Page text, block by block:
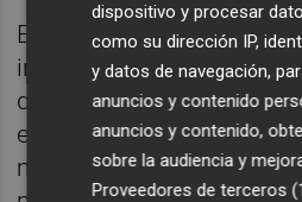
En lo que se refiere a
insistió en que la
diálogo directo y abierto"
estadounidenses,
mes se comunicara la
dispositivo y procesar
como su dirección IP,
y datos de navegación,
anuncios y contenido
anuncios y contenido,
sobre la audiencia y
Proveedores de terceros